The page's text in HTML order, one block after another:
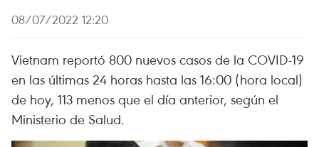
08/07/2022 12:20
Vietnam reportó 800 nuevos casos de la COVID-19
en las últimas 24 horas hasta las 16:00 (hora local)
de hoy, 113 menos que el día anterior, según el
Ministerio de Salud.